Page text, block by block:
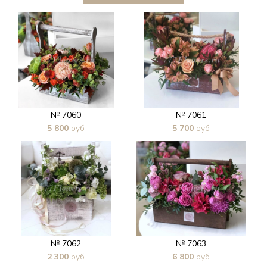
№ 7060
5 800 руб
В 1 клик
№ 7061
5 700 руб
В 1 клик
№ 7062
2 300 руб
№ 7063
6 800 руб